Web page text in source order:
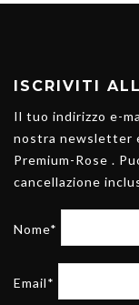
ISCRIVITI
Il tuo indirizzo e-
nostra newsletter
Premium-Rose .
cancellazione
Nome*
Email*